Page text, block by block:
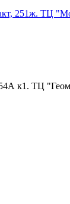
251ж. ТЦ
к1. ТЦ